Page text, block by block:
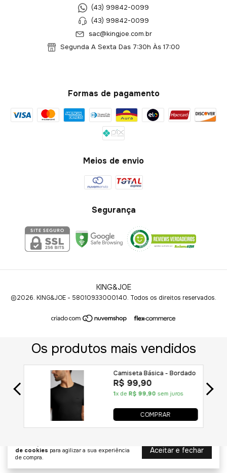
de cookies para agilizar a sua experiência
de compra.
Aceitar e fechar
(43) 99842-0099
(43) 99842-0099
sac@kingjoe.com.br
Segunda A Sexta Das 7:30h Às 17:00
Formas de pagamento
Meios de envio
Segurança
KING&JOE
©2026. KING&JOE - 58010933000140. Todos os direitos reservados.